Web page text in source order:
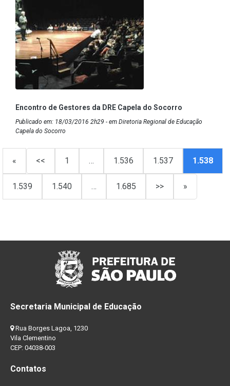
Encontro de Gestores da DRE Capela do Socorro
Publicado em: 18/03/2016 2h29 - em Diretoria Regional de Educação
Capela do Socorro
« << 1 … 1.536 1.537 1.538
1.539 1.540 … 1.685 >> »
Secretaria Municipal de Educação
Rua Borges Lagoa, 1230
Vila Clementino
CEP: 04038-003
Contatos